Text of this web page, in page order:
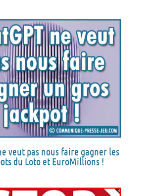
veut pas nous faire gagner les
du Loto et EuroMillions !